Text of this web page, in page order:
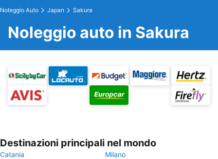
Noleggio Auto Japan Sakura
Noleggio auto in Sakura
Destinazioni principali nel mondo
Catania
Milano